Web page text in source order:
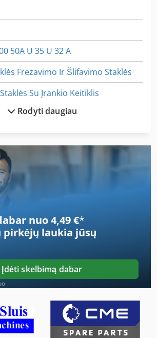
50A U 35 U 32 A
Frezavimo Ir Šlifavimo Staklės
Su Įrankio Keitiklis
Malonės 3022
Kopijavimo Rėmai
Mašina
Ratukais
Šlifavimo Staklės
Ritininiai Konvejeriai
Rodyti daugiau
nuo 4,49 €*
pirkėjų laukia jūsų
Įdėti skelbimą dabar